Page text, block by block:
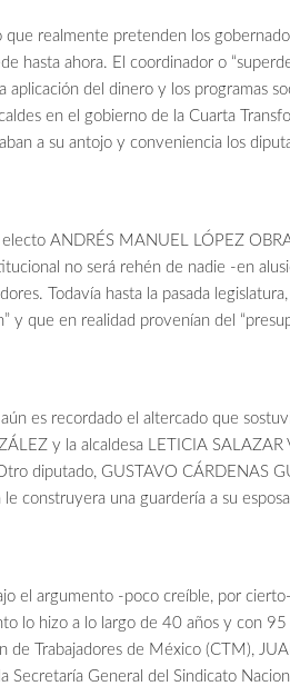
realmente pretenden los
hasta ahora. El coordinador o
aplicación del dinero y los programas
en el gobierno de la Cuarta
a su antojo y conveniencia los
ANDRÉS MANUEL LÓPEZ
no será rehén de nadie -en
Todavía hasta la pasada
y que en realidad provenían del
es recordado el altercado que
y la alcaldesa LETICIA
diputado, GUSTAVO CÁRDENAS
construyera una guardería a su
el argumento -poco creíble, por
lo hizo a lo largo de 40 años y con
de Trabajadores de México (CTM),
Secretaría General del Sindicato